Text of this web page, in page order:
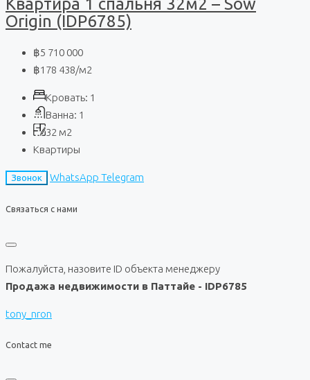
Квартира 1 спальня 32м2 – Sow
Origin (IDP6785)
฿5 710 000
฿178 438/м2
Кровать: 1
Ванна: 1
32 м2
Квартиры
Звонок WhatsApp Telegram
Связаться с нами
Пожалуйста, назовите ID объекта менеджеру
Продажа недвижимости в Паттайе - IDP6785
tony_nron
Contact me